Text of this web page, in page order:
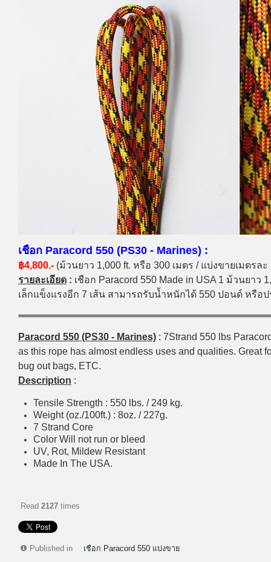
เชือก Paracord 550 (PS30 - Marines) :
฿4,800.- (ม้วนยาว 1,000 ft. หรือ 300 เมตร / แบ่งขายเมตรล
รายละเอียด : เชือก Paracord 550 Made in USA 1 ม้วนยาว
เล็กแข็งแรงอีก 7 เส้น สามารถรับน้ำหนักได้ 550 ปอนด์ หรือ
Paracord 550 (PS30 - Marines) : 7Strand 550 lbs
as this rope has almost endless uses and qualities. Great
bug out bags, ETC.
Description :
Tensile Strength : 550 lbs. / 249 kg.
Weight (oz./100ft.) : 8oz. / 227g.
7 Strand Core
Color Will not run or bleed
UV, Rot, Mildew Resistant
Made In The USA.
Read 2127 times
Published in เชือก Paracord 550 แบ่งขาย